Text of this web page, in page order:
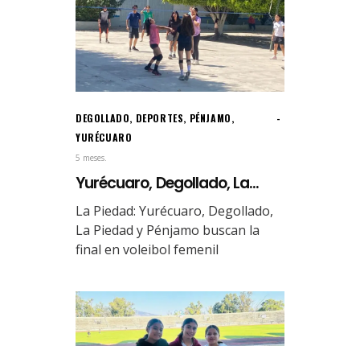
DEGOLLADO, DEPORTES, PÉNJAMO,
YURÉCUARO
5 meses.
Yurécuaro, Degollado, La...
La Piedad: Yurécuaro, Degollado,
La Piedad y Pénjamo buscan la
final en voleibol femenil